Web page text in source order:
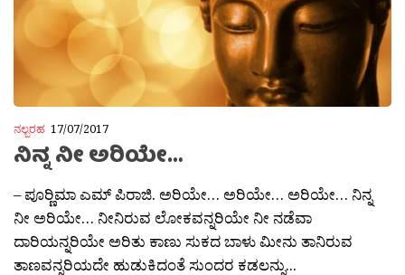
ನಲ್ಬರಹ 17/07/2017
ನಿನ್ನ ನೀ ಅರಿಯೇ…
– ಪೂರ‍್ಣಿಮಾ ಎಮ್ ಪಿರಾಜಿ. ಅರಿಯೇ… ಅರಿಯೇ… ಅರಿಯೇ… ನಿನ್ನ
ನೀ ಅರಿಯೇ… ನೀನಿರುವ ಲೋಕವನ್ನರಿಯೇ ನೀ ನಡೆವಾ
ದಾರಿಯನ್ನರಿಯೇ ಅರಿತು ಕಾಣು ಸುಕದ ಬಾಳು ಮೀನು ತಾನಿರುವ
ತಾಣವನ್ನರಿಯದೇ ಹುಡುಕಿದಂತೆ ಸುಂದರ ಕಡಲನ್ನು...